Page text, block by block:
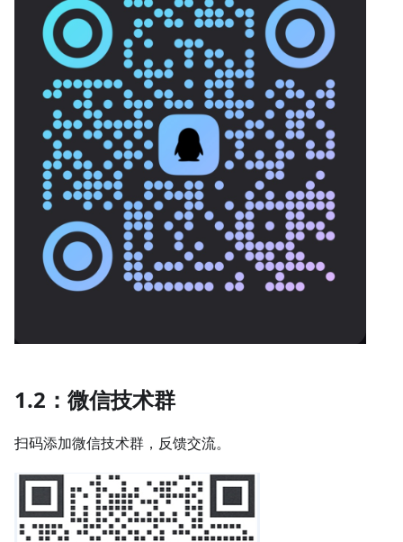
1.2：微信技术群
扫码添加微信技术群，反馈交流。